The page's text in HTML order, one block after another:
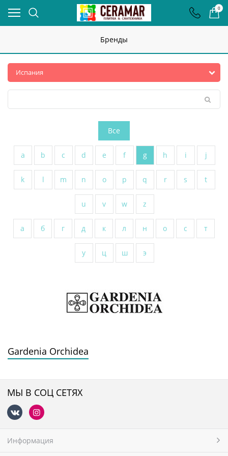
0
Бренды
Все
a b c d e f g h i j
k l m n o p q r s t
u v w z
а б г д к л н о с т
у ц ш э
Gardenia Orchidea
МЫ В СОЦ СЕТЯХ
Информация